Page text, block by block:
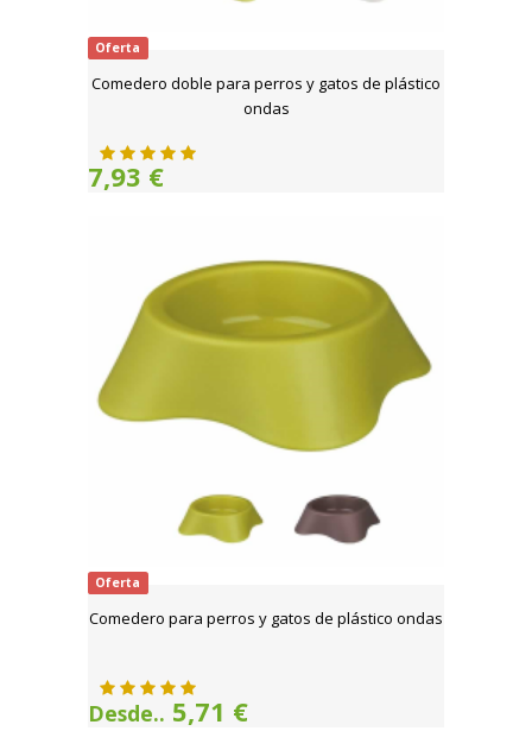
Oferta
Comedero doble para perros y gatos de plástico
ondas
7,93 €
Oferta
Comedero para perros y gatos de plástico ondas
Desde.. 5,71 €